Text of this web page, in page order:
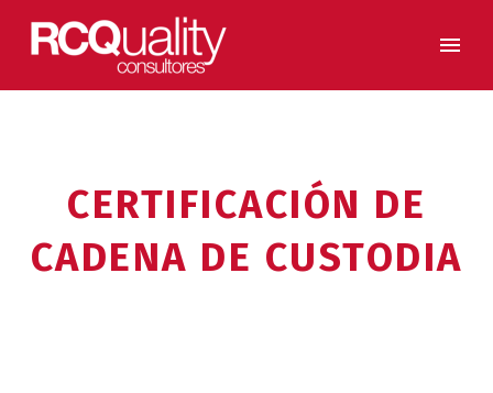
CERTIFICACIÓN DE
CADENA DE CUSTODIA